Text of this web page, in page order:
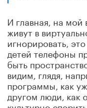
И главная, на мой
живут в
игнорировать,
детей телефоны
быть
видим, глядя,
программы, как
другом люди, как